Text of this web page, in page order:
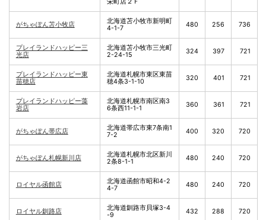
がちゃぽん苫小牧店
北海道苫小牧市新明町
4-1-7
480 256 736
プレイランドハッピー三
光店
北海道苫小牧市三光町
2-24-15
324 397 721
プレイランドハッピー東
苗穂店
北海道札幌市東区東苗
穂4条3-1-10
320 401 721
プレイランドハッピー藻
岩店
北海道札幌市南区南3
6条西11-1-1
360 361 721
がちゃぽん帯広店
北海道帯広市東7条南1
7-2
400 320 720
がちゃぽん札幌新川店
北海道札幌市北区新川
2条8-1-1
480 240 720
ロイヤル函館店
北海道函館市昭和4-2
4-7
480 240 720
ロイヤル釧路店
北海道釧路市貝塚3-4
-9
432 288 720